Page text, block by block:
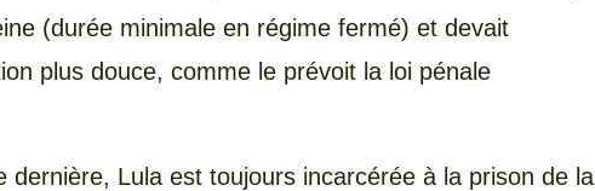
(durée minimale en régime fermé) et devait
plus douce, comme le prévoit la loi pénale
dernière, Lula est toujours incarcérée à la prison de la